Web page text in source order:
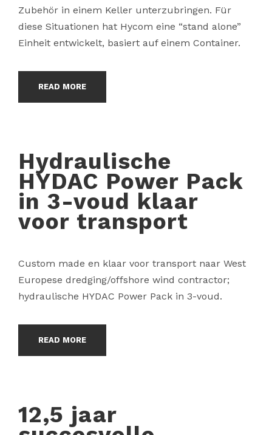
Zubehör in einem Keller unterzubringen. Für
diese Situationen hat Hycom eine “stand alone”
Einheit entwickelt, basiert auf einem Container.
READ MORE
Hydraulische
HYDAC Power Pack
in 3-voud klaar
voor transport
Custom made en klaar voor transport naar West
Europese dredging/offshore wind contractor;
hydraulische HYDAC Power Pack in 3-voud.
READ MORE
12,5 jaar